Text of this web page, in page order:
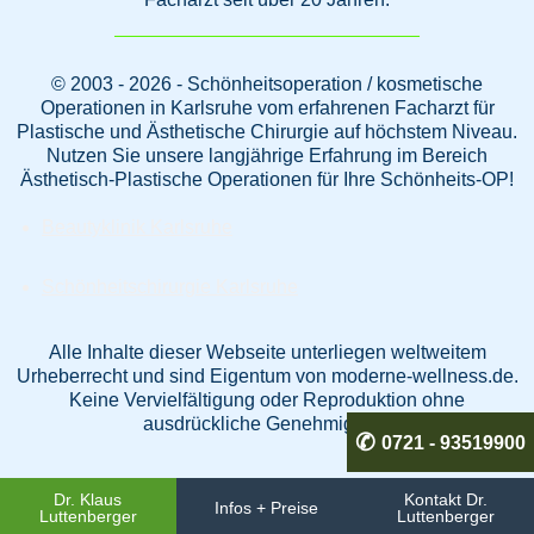
Infos + Preise
Dr. Klaus
Luttenberger
Kontakt Dr.
Luttenberger
0721 - 93519900
© 2003 - 2026 - Schönheitsoperation / kosmetische
Operationen in Karlsruhe vom erfahrenen Facharzt für
Plastische und Ästhetische Chirurgie auf höchstem Niveau.
Nutzen Sie unsere langjährige Erfahrung im Bereich
Ästhetisch-Plastische Operationen für Ihre Schönheits-OP!
Alle Inhalte dieser Webseite unterliegen weltweitem
Urheberrecht und sind Eigentum von moderne-wellness.de.
Keine Vervielfältigung oder Reproduktion ohne
ausdrückliche Genehmigung.